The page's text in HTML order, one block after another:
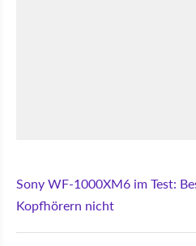
Sony WF-1000XM6 im Test:
Kopfhörern nicht